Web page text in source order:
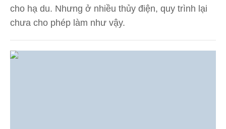
cho hạ du. Nhưng ở nhiều thủy điện, quy trình lại
chưa cho phép làm như vậy.